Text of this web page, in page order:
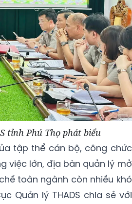
tỉnh Phú Thọ phát biểu
tập thể cán bộ, công chức
việc lớn, địa bàn quản lý mở
toàn ngành còn nhiều khó
Quản lý THADS chia sẻ với